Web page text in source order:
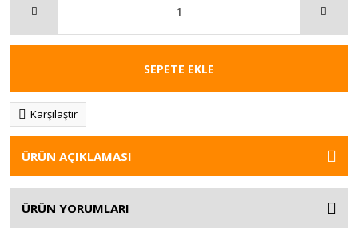
SEPETE EKLE
Karşılaştır
ÜRÜN AÇIKLAMASI
ÜRÜN YORUMLARI